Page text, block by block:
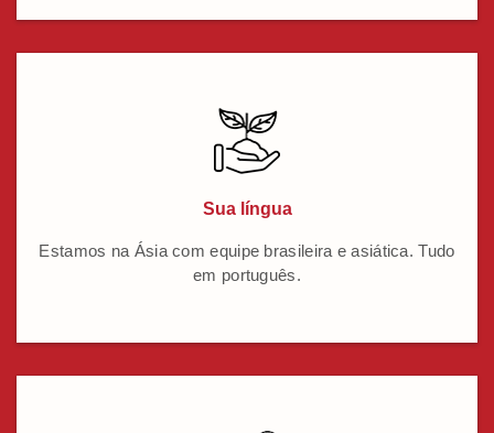
Sua língua
Estamos na Ásia com equipe brasileira e asiática. Tudo
em português.